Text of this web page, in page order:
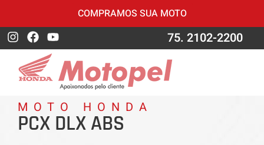
COMPRAMOS SUA MOTO
75. 2102-2200
MOTO HONDA
PCX DLX ABS